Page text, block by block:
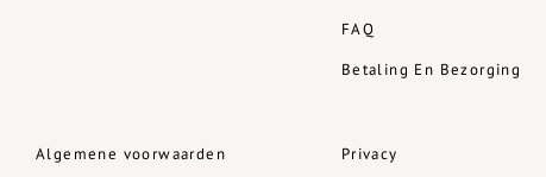
Algemene voorwaarden
FAQ
Betaling En Bezorging
Privacy